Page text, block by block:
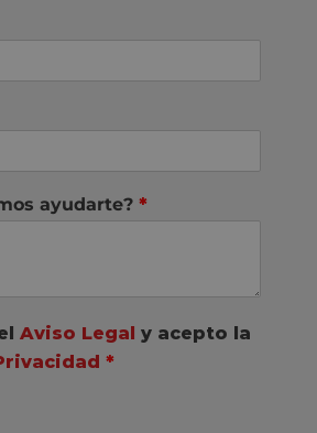
ayudarte? *
Aviso Legal y acepto la
*